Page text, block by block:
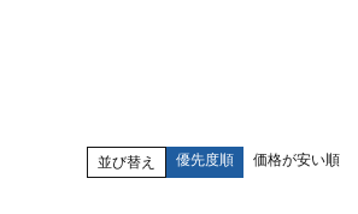
並び替え 優先度順 価格が安い順